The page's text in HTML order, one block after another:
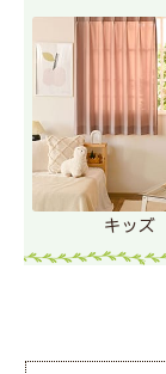
キッズ